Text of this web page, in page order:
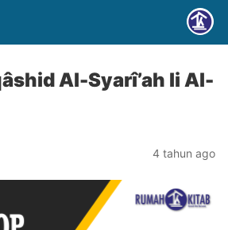
Al-Syarî’ah li Al-
4 tahun ago